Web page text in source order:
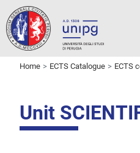
Home ECTS Catalogue ECTS
Unit